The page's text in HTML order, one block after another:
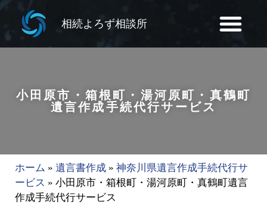
相続よろず相談所
小田原市・箱根町・湯河原町・真鶴町
遺言作成手続代行サービス
ホーム » 遺言書作成 » 神奈川県遺言作成手続代行サ
ービス » 小田原市・箱根町・湯河原町・真鶴町遺言
作成手続代行サービス